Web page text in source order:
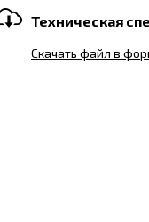
Техническая
Скачать файл в